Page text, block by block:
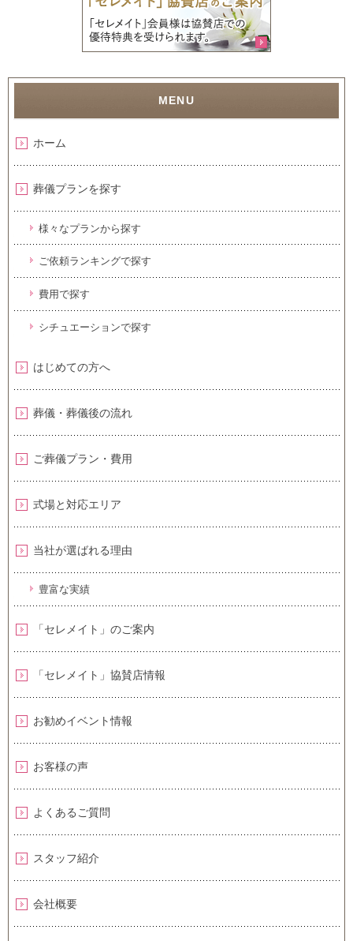
ホーム
葬儀プランを探す
様々なプランから探す
ご依頼ランキングで探す
費用で探す
シチュエーションで探す
はじめての方へ
葬儀・葬儀後の流れ
ご葬儀プラン・費用
式場と対応エリア
当社が選ばれる理由
豊富な実績
「セレメイト」のご案内
「セレメイト」協賛店情報
お勧めイベント情報
お客様の声
よくあるご質問
スタッフ紹介
会社概要